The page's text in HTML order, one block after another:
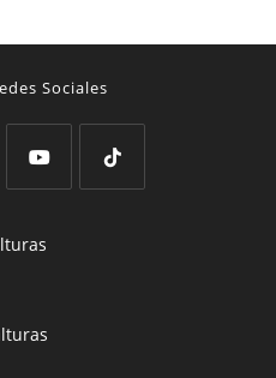
Sociales
abre
nueva